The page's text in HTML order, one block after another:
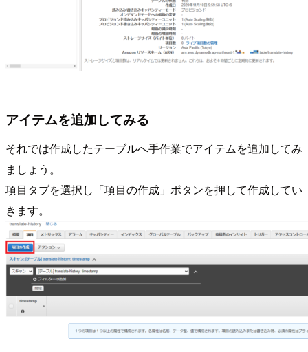
アイテムを追加してみる
それでは作成したテーブルへ手作業でアイテムを追加してみ
ましょう。
項目タブを選択し「項目の作成」ボタンを押して作成してい
きます。